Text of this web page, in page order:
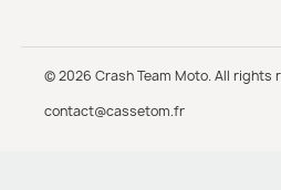
© 2026 Crash Team Moto. All rights
contact@cassetom.fr